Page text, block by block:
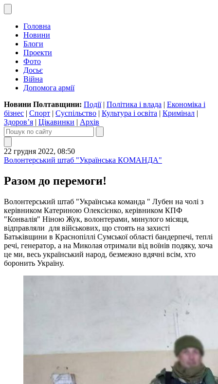
Головна
Новини
Блоги
Проекти
Фото
Досьє
Війна
Допомога армії
Новини Полтавщини: Події| Політика і влада | Економіка і
бізнес | Спорт | Суспільство | Культура і освіта | Кримінал |
Здоров’я | Цікавинки | Архів
22 грудня 2022, 08:50
Волонтерський штаб "Українська КОМАНДА"
Разом до перемоги!
Волонтерський штаб "Українська команда " Лубен на чолі з
керівником Катериною Олексієнко, керівником КПФ
"Конвалія" Ніною Жук, волонтерами, минулого місяця,
відправляли для військових, що стоять на захисті
Батьківщини в Краснопіллі Сумської області бандерпечі, теплі
речі, генератор, а на Миколая отримали від воїнів подяку, хоча
це ми, весь український народ, безмежно вдячні всім, хто
боронить Україну.